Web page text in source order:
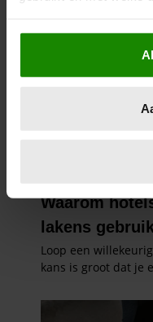
Als u het toestaat,
Informatie
locatie, die tot een
scannen op
verwerkt en stel uw
intrekken in de
We gebruiken cookies
personaliseren, om
en om ons
partners voor social